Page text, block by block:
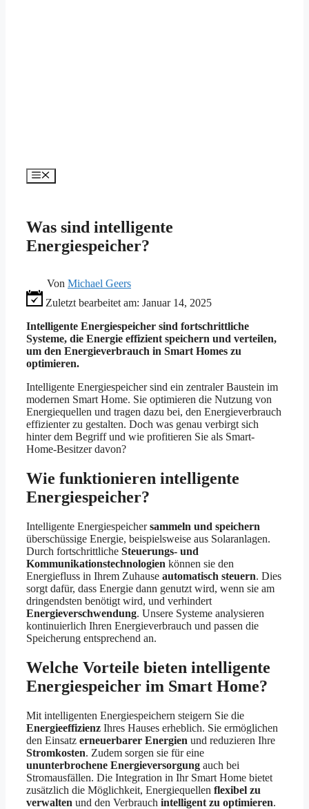
Menü
Was sind intelligente
Energiespeicher?
Von Michael Geers
Zuletzt bearbeitet am: Januar 14, 2025
Intelligente Energiespeicher sind fortschrittliche
Systeme, die Energie effizient speichern und verteilen,
um den Energieverbrauch in Smart Homes zu
optimieren.
Intelligente Energiespeicher sind ein zentraler Baustein im
modernen Smart Home. Sie optimieren die Nutzung von
Energiequellen und tragen dazu bei, den Energieverbrauch
effizienter zu gestalten. Doch was genau verbirgt sich
hinter dem Begriff und wie profitieren Sie als Smart-
Home-Besitzer davon?
Wie funktionieren intelligente
Energiespeicher?
Intelligente Energiespeichersammeln und speichern
überschüssige Energie, beispielsweise aus Solaranlagen.
Durch fortschrittliche Steuerungs- und
Kommunikationstechnologien können sie den
Energiefluss in Ihrem Zuhause automatisch steuern. Dies
sorgt dafür, dass Energie dann genutzt wird, wenn sie am
dringendsten benötigt wird, und verhindert
Energieverschwendung. Unsere Systeme analysieren
kontinuierlich Ihren Energieverbrauch und passen die
Speicherung entsprechend an.
Welche Vorteile bieten intelligente
Energiespeicher im Smart Home?
Mit intelligenten Energiespeichern steigern Sie die
Energieeffizienz Ihres Hauses erheblich. Sie ermöglichen
den Einsatz erneuerbarer Energien und reduzieren Ihre
Stromkosten. Zudem sorgen sie für eine
ununterbrochene Energieversorgung auch bei
Stromausfällen. Die Integration in Ihr Smart Home bietet
zusätzlich die Möglichkeit, Energiequellen flexibel zu
verwalten und den Verbrauch intelligent zu optimieren.